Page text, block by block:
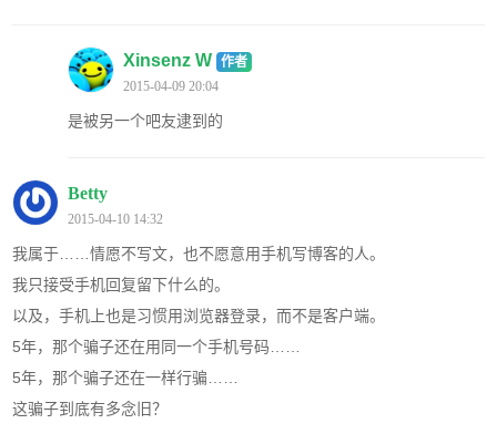
Xinsenz W 作者
2015-04-09 20:04
是被另一个吧友逮到的
Betty
2015-04-10 14:32
我属于……情愿不写文，也不愿意用手机写博客的人。
我只接受手机回复留下什么的。
以及，手机上也是习惯用浏览器登录，而不是客户端。
5年，那个骗子还在用同一个手机号码……
5年，那个骗子还在一样行骗……
这骗子到底有多念旧？